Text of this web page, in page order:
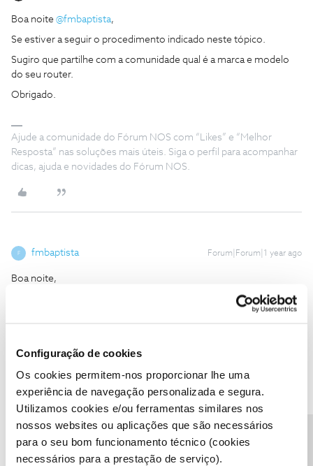
Configuração de cookies
Os cookies permitem-nos proporcionar lhe uma
experiência de navegação personalizada e segura.
Utilizamos cookies e/ou ferramentas similares nos
nossos websites ou aplicações que são necessários
para o seu bom funcionamento técnico (cookies
necessários para a prestação de serviço).
Boa noite ​ @fmbaptista,
Se estiver a seguir o procedimento indicado neste tópico.
Sugiro que partilhe com a comunidade qual é a marca e modelo
do seu router.
Obrigado.
Ajude a comunidade do Fórum NOS com “Likes” e “Melhor
Resposta” nas soluções mais úteis. Siga o perfil para acompanhar
dicas, ajuda e novidades do Fórum NOS.
F fmbaptista Forum|Forum|1 year ago
Boa noite,
@Nuno
site
https://nosnet.pt/port-forward